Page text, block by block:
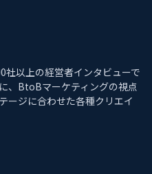
社以上の経営者インタビューで
、BtoBマーケティングの視点
ージに合わせた各種クリエイ